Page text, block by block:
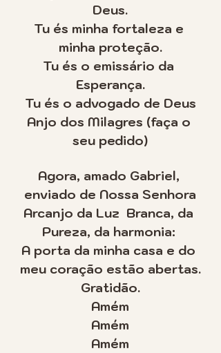
Deus.
Tu és minha fortaleza e
minha proteção.
Tu és o emissário da
Esperança.
Tu és o advogado de Deus
Anjo dos Milagres (faça o
seu pedido)
Agora, amado Gabriel,
enviado de Nossa Senhora
Arcanjo da Luz  Branca, da
Pureza, da harmonia:
A porta da minha casa e do
meu coração estão abertas.
Gratidão.
Amém
Amém
Amém